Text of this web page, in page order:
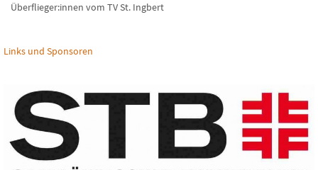
Überflieger:innen vom TV St. Ingbert
Links und Sponsoren